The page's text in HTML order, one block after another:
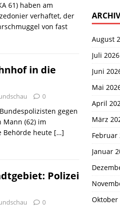
61) haben am
verhaftet, der
von fast
in die
0
gegen
(62) im
Behörde heute […]
Polizei
0
August
Juli 2026
Juni
Mai
April
März
Februar
Januar
Oktober